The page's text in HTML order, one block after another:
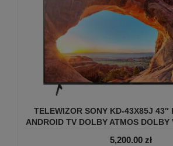
TELEWIZOR SONY KD-43X85J 43″
ANDROID TV DOLBY ATMOS DOLBY
5,200.00 zł